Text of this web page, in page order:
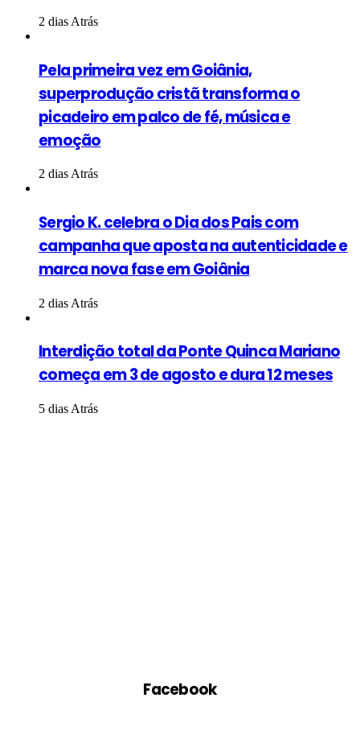
2 dias Atrás
Pela primeira vez em Goiânia,
superprodução cristã transforma o
picadeiro em palco de fé, música e
emoção
2 dias Atrás
Sergio K. celebra o Dia dos Pais com
campanha que aposta na autenticidade e
marca nova fase em Goiânia
2 dias Atrás
Interdição total da Ponte Quinca Mariano
começa em 3 de agosto e dura 12 meses
5 dias Atrás
Facebook